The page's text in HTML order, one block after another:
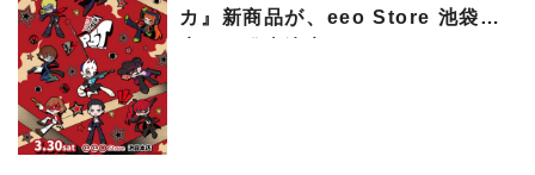
カ』新商品が、eeo Store 池袋本